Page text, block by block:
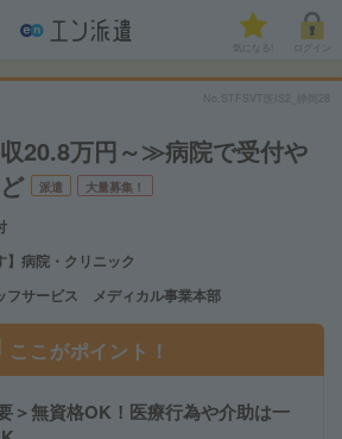
気になる!
20.8万円～≫病院で受付や
派遣 大量募集！
】病院・クリニック
フサービス メディカル事業本部
ここがポイント！
＞無資格OK！医療行為や介助は一